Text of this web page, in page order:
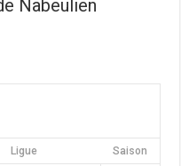
Nabeulien
Ligue Saison